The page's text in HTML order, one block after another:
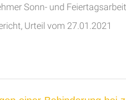
Sonn- und
Urteil vom 27.01.2021